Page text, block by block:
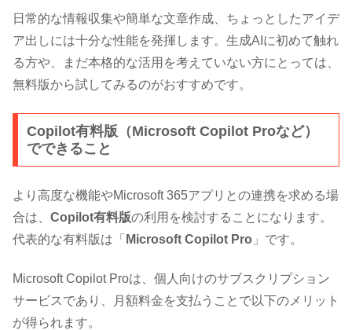
日常的な情報収集や簡単な文章作成、ちょっとしたアイデ
ア出しには十分な性能を発揮します。生成AIに初めて触れ
る方や、まだ本格的な活用を考えていない方にとっては、
無料版から試してみるのがおすすめです。
Copilot有料版（Microsoft Copilot Proなど）
でできること
より高度な機能やMicrosoft 365アプリとの連携を求める場
合は、 Copilot有料版の利用を検討することになります。
代表的な有料版は「 Microsoft Copilot Pro 」です。
Microsoft Copilot Proは、個人向けのサブスクリプション
サービスであり、月額料金を支払うことで以下のメリット
が得られます。